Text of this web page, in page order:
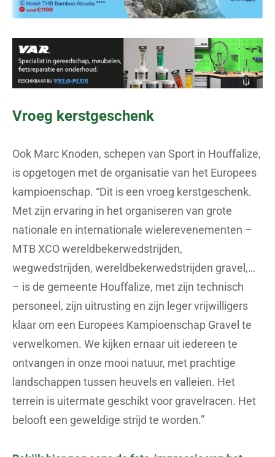
Vroeg kerstgeschenk
Ook Marc Knoden, schepen van Sport in Houffalize,
is opgetogen met de organisatie van het Europees
kampioenschap. “Dit is een vroeg kerstgeschenk.
Met zijn ervaring in het organiseren van grote
nationale en internationale wielerevenementen –
MTB XCO wereldbekerwedstrijden,
wegwedstrijden, wereldbekerwedstrijden gravel,…
– is de gemeente Houffalize, met zijn technisch
personeel, zijn uitrusting en zijn leger vrijwilligers
klaar om een Europees Kampioenschap Gravel te
verwelkomen. We kijken ernaar uit iedereen te
ontvangen in onze mooi natuur, met prachtige
landschappen tussen heuvels en valleien. Het
terrein is uitermate geschikt voor gravelracen. Het
belooft een geweldige strijd te worden.”